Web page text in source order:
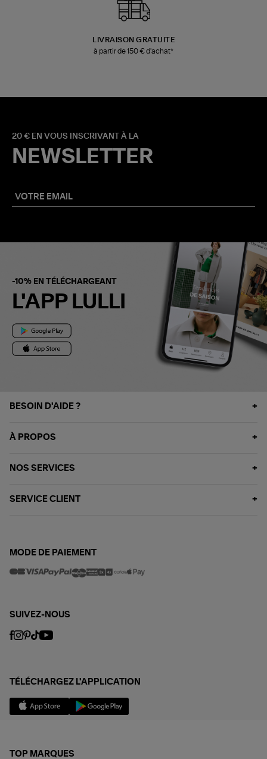
LIVRAISON GRATUITE
à partir de 150 € d'achat*
20 € EN VOUS INSCRIVANT À LA
NEWSLETTER
-10% EN TÉLÉCHARGEANT
L'APP LULLI
BESOIN D'AIDE ?
À PROPOS
NOS SERVICES
SERVICE CLIENT
MODE DE PAIEMENT
SUIVEZ-NOUS
TÉLÉCHARGEZ L'APPLICATION
TOP MARQUES